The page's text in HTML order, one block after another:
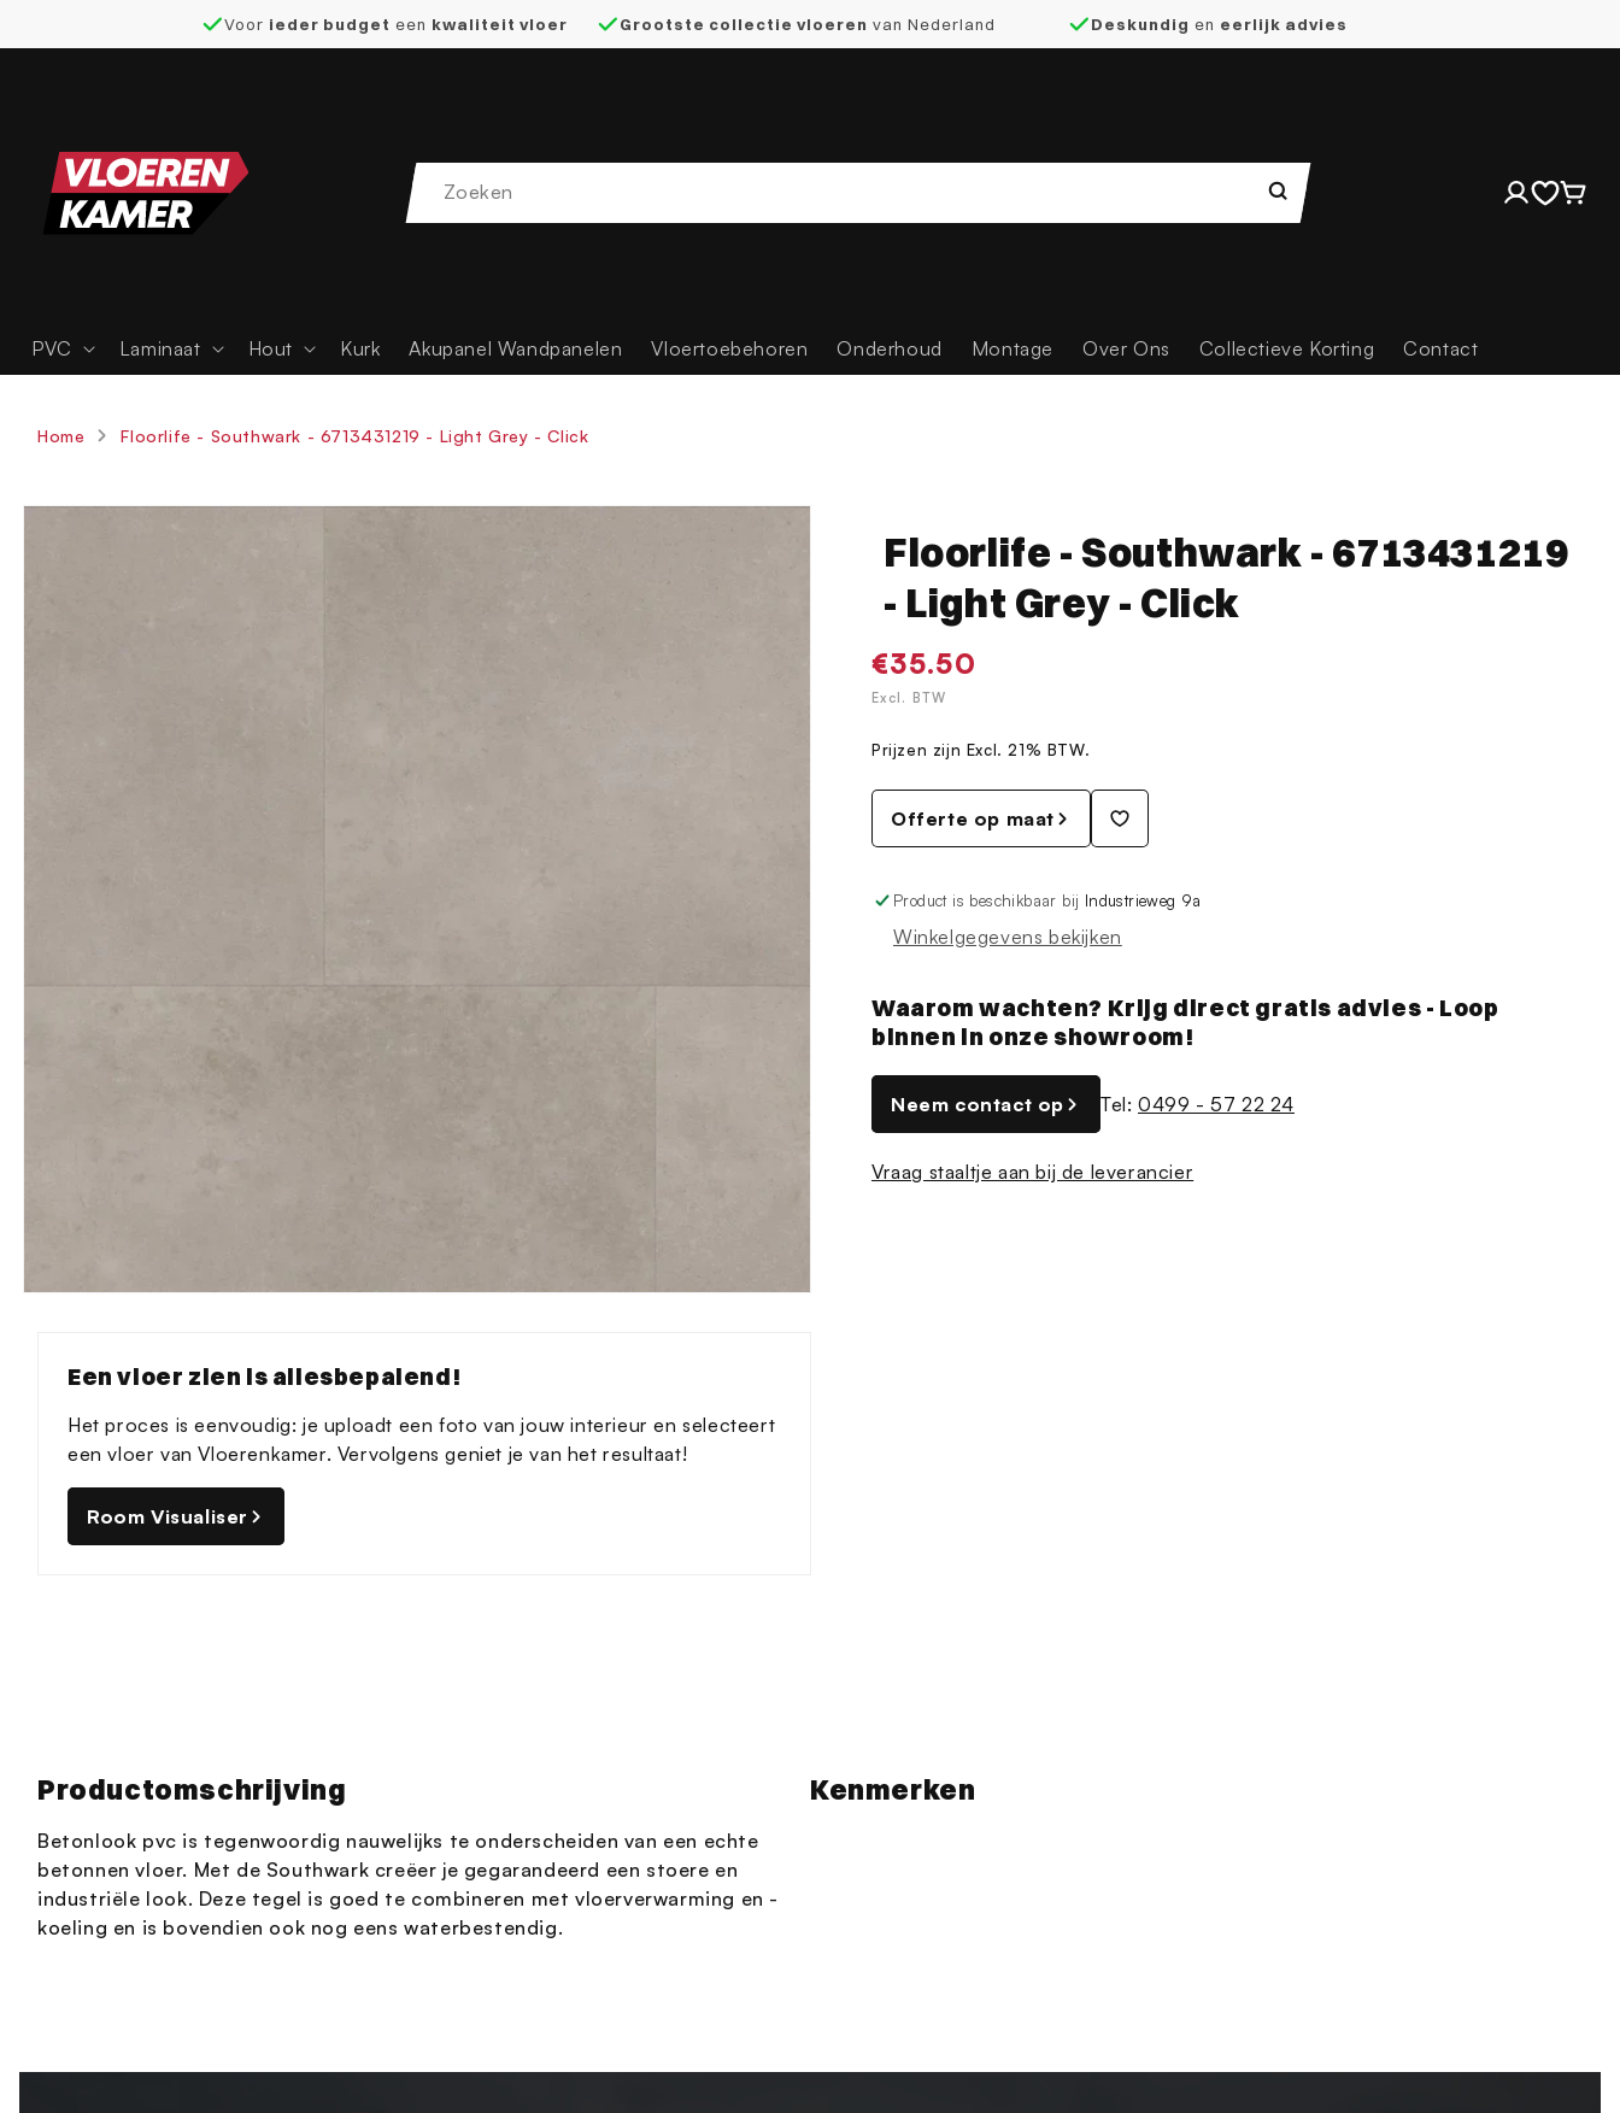
Voor ieder budget een kwaliteit vloer Grootste collectie vloeren van Nederland Deskundig en eerlijk advies
PVC Laminaat Hout Kurk Akupanel Wandpanelen Vloertoebehoren Onderhoud Montage Over Ons Collectieve Korting Contact
Inloggen
Home Floorlife - Southwark - 6713431219 - Light Grey - Click
modaalEen vloer zien is allesbepalend!
Het proces is eenvoudig: je uploadt een foto van jouw interieur en selecteert
een vloer van Vloerenkamer. Vervolgens geniet je van het resultaat!
Room Visualiser
Floorlife - Southwark - 6713431219
- Light Grey - Click
Normale
prijs
€35.50
Excl. BTW
Prijzen zijn Excl. 21% BTW.
Offerte op maat
Product is beschikbaar bij Industrieweg 9a
Winkelgegevens bekijken
Waarom wachten? Krijg direct gratis advies - Loop
binnen in onze showroom!
Neem contact op Tel:0499 - 57 22 24
Vraag staaltje aan bij de leverancier
Productomschrijving
Betonlook pvc is tegenwoordig nauwelijks te onderscheiden van een echte
betonnen vloer. Met de Southwark creëer je gegarandeerd een stoere en
industriële look. Deze tegel is goed te combineren met vloerverwarming en -
koeling en is bovendien ook nog eens waterbestendig.
Kenmerken